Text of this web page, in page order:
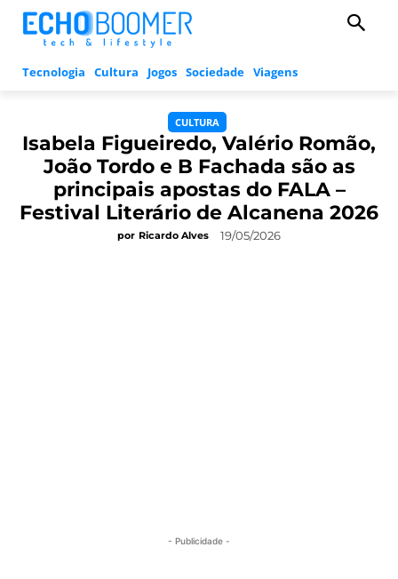
Tecnologia Cultura Jogos Sociedade Viagens
CULTURA
Isabela Figueiredo, Valério Romão,
João Tordo e B Fachada são as
principais apostas do FALA –
Festival Literário de Alcanena 2026
por Ricardo Alves 19/05/2026
- Publicidade -